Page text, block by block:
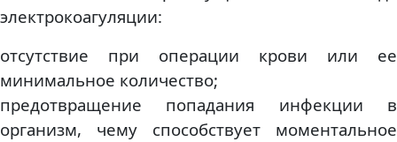
электрокоагуляции:
отсутствие при операции крови или ее
минимальное количество;
предотвращение попадания инфекции в
организм, чему способствует моментальное